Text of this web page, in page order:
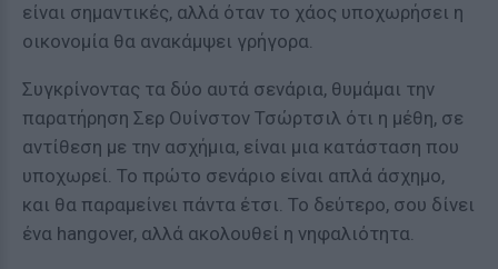
είναι σημαντικές, αλλά όταν το χάος υποχωρήσει η
οικονομία θα ανακάμψει γρήγορα.
Συγκρίνοντας τα δύο αυτά σενάρια, θυμάμαι την
παρατήρηση Σερ Ουίνστον Τσώρτσιλ ότι η μέθη, σε
αντίθεση με την ασχήμια, είναι μια κατάσταση που
υποχωρεί. Το πρώτο σενάριο είναι απλά άσχημο,
και θα παραμείνει πάντα έτσι. Το δεύτερο, σου δίνει
ένα hangover, αλλά ακολουθεί η νηφαλιότητα.